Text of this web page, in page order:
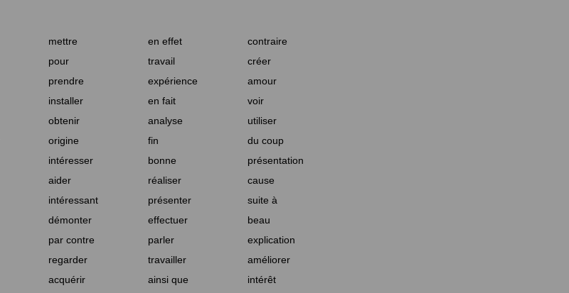
mettre en effet
contraire
pour travail
créer
prendre expérience
amour
installer en fait
voir
obtenir analyse
utiliser
origine fin
du coup
intéresser bonne
présentation
aider réaliser
cause
intéressant présenter
suite à
démonter effectuer
beau
par contre parler
explication
regarder travailler
améliorer
acquérir ainsi que intérêt